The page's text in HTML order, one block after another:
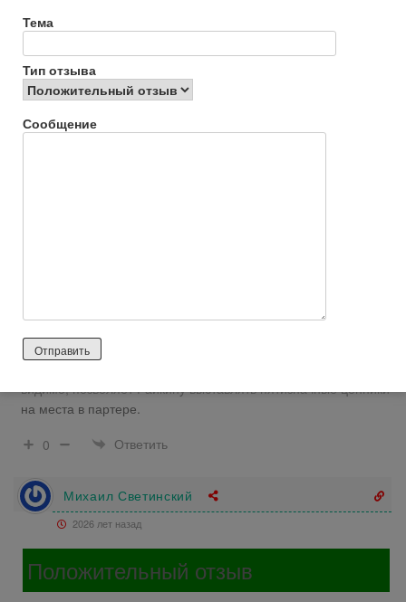
Нейтральный отзыв
https://www.afisha.ru/performance/103336/reviews/?
христанутые, пойдя на очередную уголовщину с фейковым
видимо, позволяет Райкину выставлять пятизначные ценники
на места в партере.
0
Ответить
Михаил Светинский
2026 лет назад
Положительный отзыв
Тема
Тип отзыва
Сообщение